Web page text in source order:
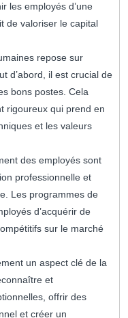
les employés d’une
de valoriser le capital
repose sur
d’abord, il est crucial de
bons postes. Cela
rigoureux qui prend en
et les valeurs
des employés sont
professionnelle et
Les programmes de
d’acquérir de
sur le marché
un aspect clé de la
et
offrir des
et créer un